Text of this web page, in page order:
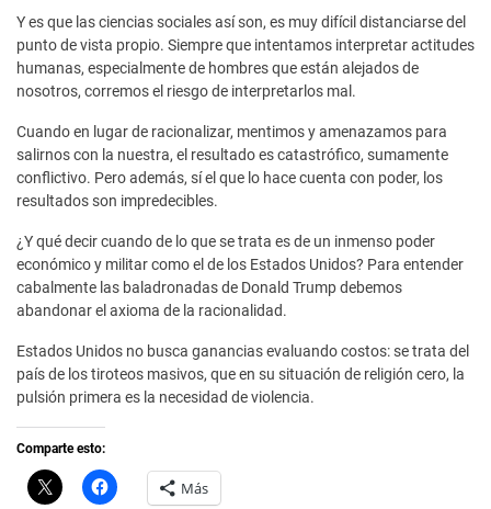
Y es que las ciencias sociales así son, es muy difícil distanciarse del
punto de vista propio. Siempre que intentamos interpretar actitudes
humanas, especialmente de hombres que están alejados de
nosotros, corremos el riesgo de interpretarlos mal.
Cuando en lugar de racionalizar, mentimos y amenazamos para
salirnos con la nuestra, el resultado es catastrófico, sumamente
conflictivo. Pero además, sí el que lo hace cuenta con poder, los
resultados son impredecibles.
¿Y qué decir cuando de lo que se trata es de un inmenso poder
económico y militar como el de los Estados Unidos? Para entender
cabalmente las baladronadas de Donald Trump debemos
abandonar el axioma de la racionalidad.
Estados Unidos no busca ganancias evaluando costos: se trata del
país de los tiroteos masivos, que en su situación de religión cero, la
pulsión primera es la necesidad de violencia.
Comparte esto:
C
l
H
a Más